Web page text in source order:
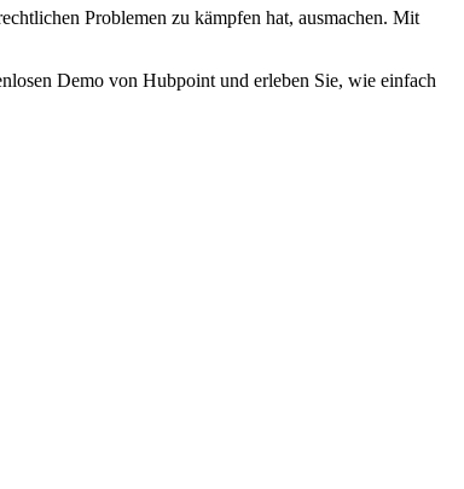
Problemen zu kämpfen hat, ausmachen. Mit
Demo von Hubpoint und erleben Sie, wie einfach